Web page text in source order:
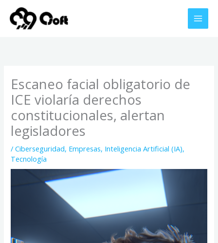
contenido
Escaneo facial obligatorio de
ICE violaría derechos
constitucionales, alertan
legisladores
/Ciberseguridad, Empresas, Inteligencia Artificial (IA),
Tecnología